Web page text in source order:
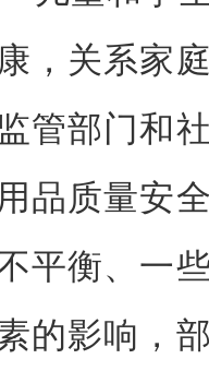
，关系家
管部门和
品质量安
平衡、一
的影响，